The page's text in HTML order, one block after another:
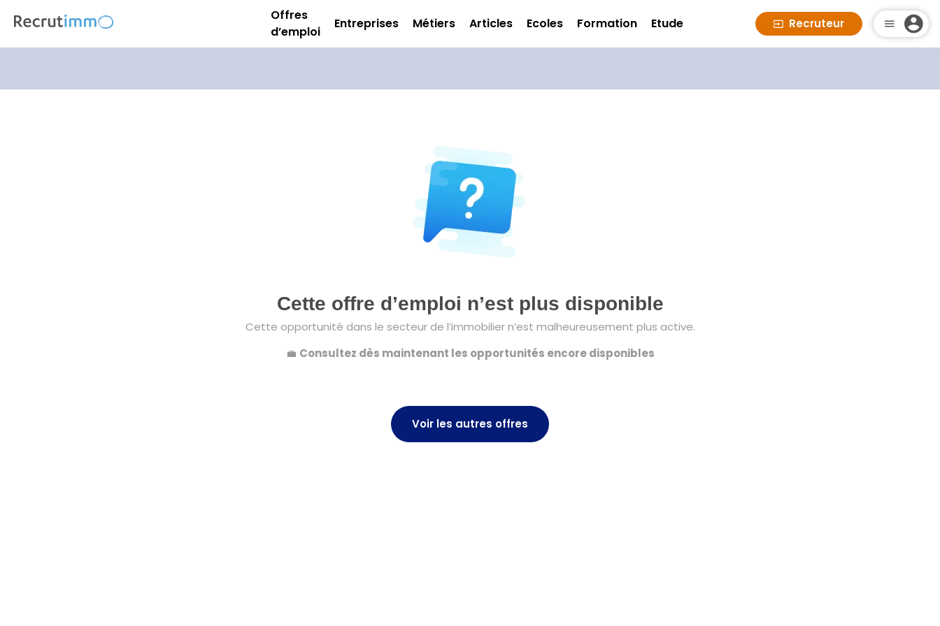
Offres
d’emploi
Entreprises Métiers Articles Ecoles Formation Etude Recruteur
Cette offre d’emploi n’est plus disponible
Cette opportunité dans le secteur de l’immobilier n’est malheureusement plus active.
💼 Consultez dès maintenant les opportunités encore disponibles
Voir les autres offres